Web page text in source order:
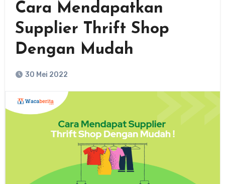
Cara Mendapatkan
Supplier Thrift Shop
Dengan Mudah
30 Mei 2022